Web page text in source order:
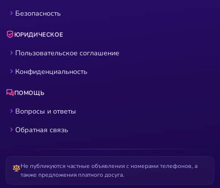
Безопасность
ЮРИДИЧЕСКОЕ
Пользовательское соглашение
Конфиденциальность
ПОМОЩЬ
Вопросы и ответы
Обратная связь
Не публикуются частные объявления с номерами телефонов, а
также предложения платного досуга.